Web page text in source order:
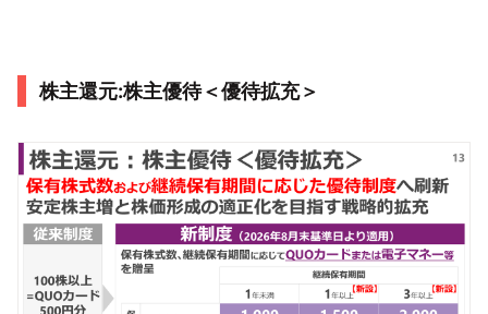
株主還元:株主優待＜優待拡充＞